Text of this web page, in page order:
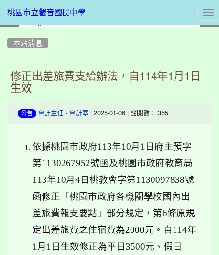
桃園市立觀音國民中學
本站消息
修正出差旅費支給辦法，自114年1月1日
生效
公告 會計主任 - 會計室 | 2025-01-06 | 點閱數： 355
依據桃園市政府113年10月1日府主預字
第1130267952號函及桃園市政府教育局
113年10月4日桃教會字第1130097838號
函修正「桃園市政府各機關學校國內出
差旅費報支要點」部分規定，第6條原規
定出差旅費之住宿費為2000元。 自114年
1月1日生效修正為平日3500元、假日